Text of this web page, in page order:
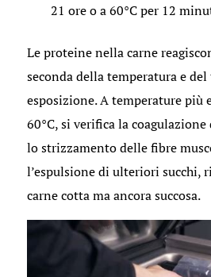
21 ore o a 60°C per 12
Le proteine nella carne
seconda della temperatura e
esposizione. A temperature più
60°C, si verifica la
lo strizzamento delle fibre
l’espulsione di ulteriori succhi,
carne cotta ma ancora succosa.